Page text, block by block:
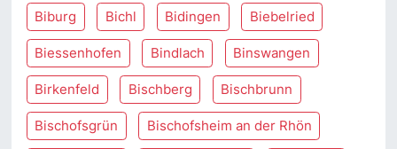
Biburg Bichl Bidingen Biebelried
Biessenhofen Bindlach Binswangen
Birkenfeld Bischberg Bischbrunn
Bischofsgrün Bischofsheim an der Rhön